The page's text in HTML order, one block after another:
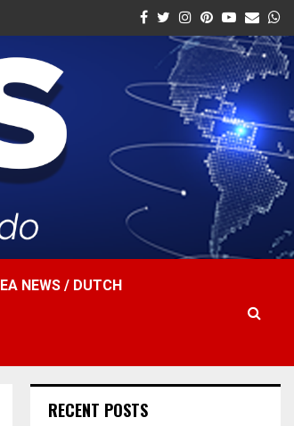
Facebook
Twitter
Instagram
Pinterest
Youtube
Email
EA NEWS / DUTCH
RECENT POSTS